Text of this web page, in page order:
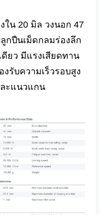
ใน 20 มิล วงนอก 47
กปืนเม็ดกลมร่องลึก
ยว มีแรงเสียดทาน
งรับความเร็วรอบสูง
ะแนวแกน